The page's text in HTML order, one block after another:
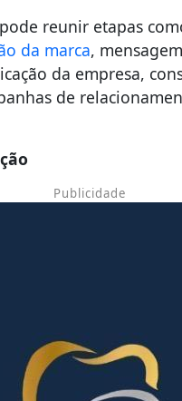
reunir etapas
da marca,
da empresa,
de
Publicidade